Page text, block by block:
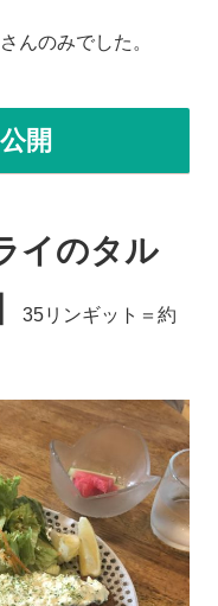
んのみでした。
開
イのタル
35リンギット＝約